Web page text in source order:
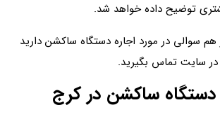
توضیح داده خواهد شد.
سوالی در مورد اجاره دستگاه ساکشن دارید
سایت تماس بگیرید.
دستگاه ساکشن در کرج